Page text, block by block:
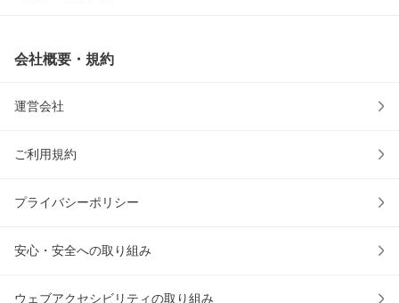
会社概要・規約
運営会社
ご利用規約
プライバシーポリシー
安心・安全への取り組み
ウェブアクセシビリティの取り組み